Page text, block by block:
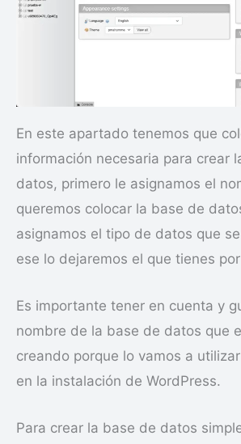
En este apartado tenemos que
información necesaria para crear
datos, primero le asignamos el
queremos colocar la base de
asignamos el tipo de datos que
ese lo dejaremos el que tienes
Es importante tener en cuenta y
nombre de la base de datos que
creando porque lo vamos a
en la instalación de WordPress.
Para crear la base de datos